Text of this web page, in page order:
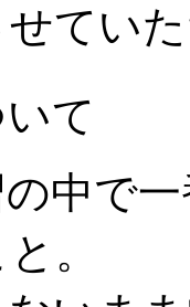
てい
て
中で
。